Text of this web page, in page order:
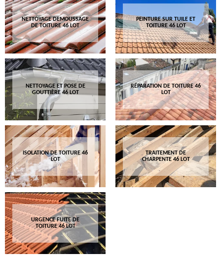
NETTOYAGE DEMOUSSAGE
DE TOITURE 46 LOT
PEINTURE SUR TUILE ET
TOITURE 46 LOT
NETTOYAGE ET POSE DE
GOUTTIÈRE 46 LOT
RÉPARATION DE TOITURE 46
LOT
ISOLATION DE TOITURE 46
LOT
TRAITEMENT DE
CHARPENTE 46 LOT
URGENCE FUITE DE
TOITURE 46 LOT